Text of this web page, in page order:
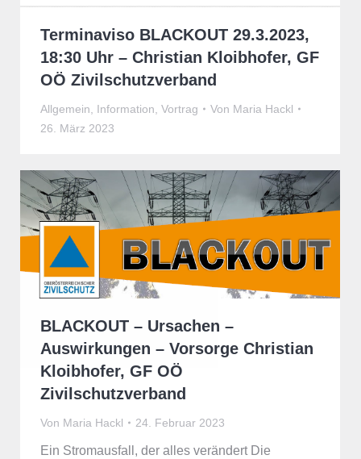
Terminaviso BLACKOUT 29.3.2023,
18:30 Uhr – Christian Kloibhofer, GF
OÖ Zivilschutzverband
Allgemein Information Vortrag Von Maria Hackl
26. März 2023
BLACKOUT – Ursachen –
Auswirkungen – Vorsorge Christian
Kloibhofer, GF OÖ
Zivilschutzverband
Von Maria Hackl 24. Februar 2023
Ein Stromausfall, der alles verändert Die